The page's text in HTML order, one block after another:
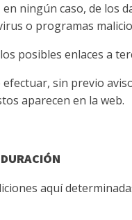
ningún caso, de
o programas
posibles enlaces a
sin previo
aparecen en la web.
aquí